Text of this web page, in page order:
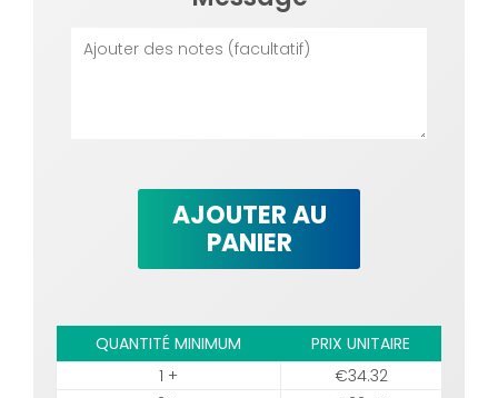
AJOUTER AU
PANIER
QUANTITÉ MINIMUM
PRIX UNITAIRE
1 +
€34.32